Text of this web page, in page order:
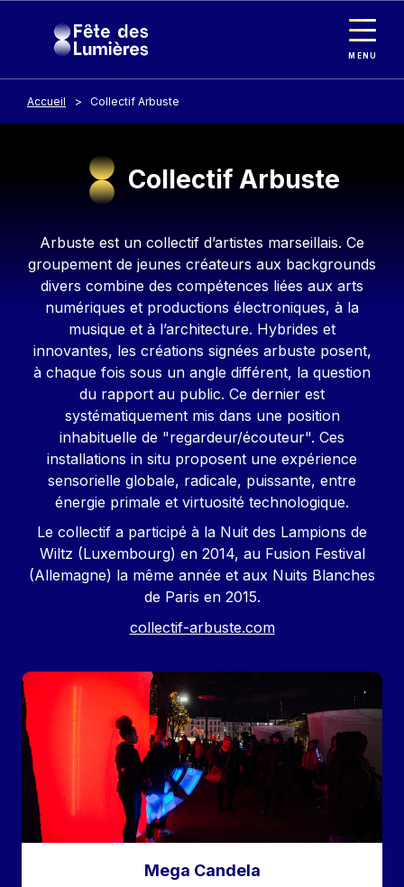
MENU
Accueil Collectif Arbuste
Collectif Arbuste
Contenu
Arbuste est un collectif d’artistes marseillais. Ce
groupement de jeunes créateurs aux backgrounds
divers combine des compétences liées aux arts
numériques et productions électroniques, à la
musique et à l’architecture. Hybrides et
innovantes, les créations signées arbuste posent,
à chaque fois sous un angle différent, la question
du rapport au public. Ce dernier est
systématiquement mis dans une position
inhabituelle de "regardeur/écouteur". Ces
installations in situ proposent une expérience
sensorielle globale, radicale, puissante, entre
énergie primale et virtuosité technologique.
Le collectif a participé à la Nuit des Lampions de
Wiltz (Luxembourg) en 2014, au Fusion Festival
(Allemagne) la même année et aux Nuits Blanches
de Paris en 2015.
collectif-arbuste.com
Image
Mega Candela